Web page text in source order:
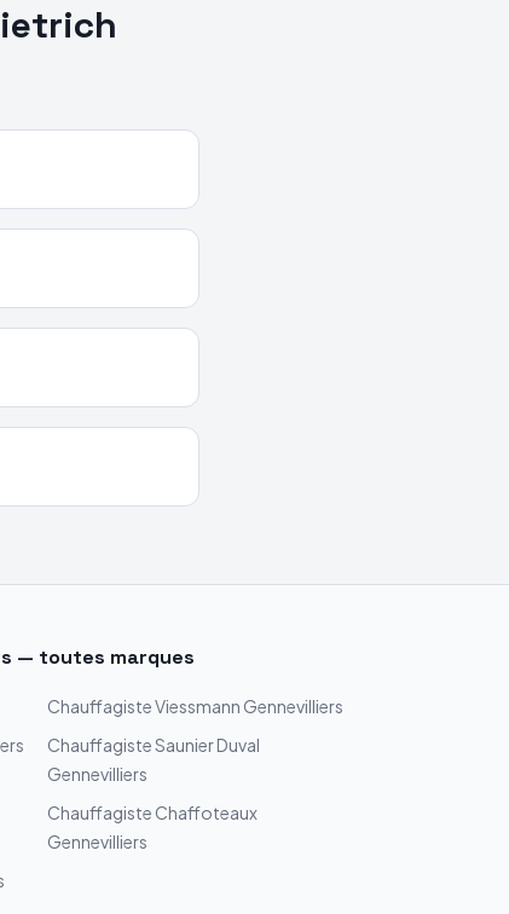
— toutes marques
ChauffagisteViessmann Gennevilliers
ChauffagisteSaunier Duval
Gennevilliers
Chauffagiste Chaffoteaux
Gennevilliers